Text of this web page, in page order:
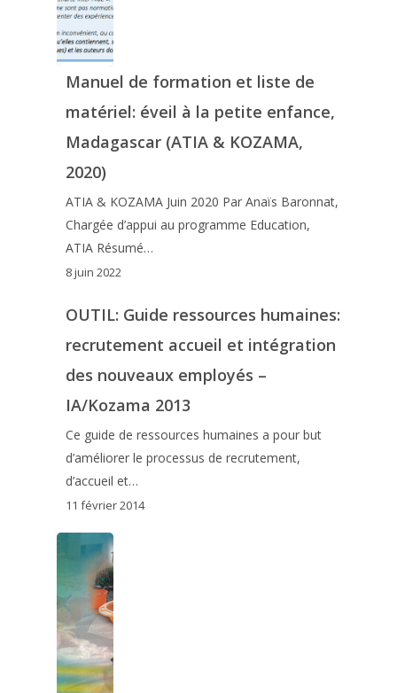
Manuel de formation et liste de
matériel: éveil à la petite enfance,
Madagascar (ATIA & KOZAMA,
2020)
ATIA & KOZAMA Juin 2020 Par Anaïs Baronnat,
Chargée d’appui au programme Education,
ATIA Résumé…
8 juin 2022
OUTIL: Guide ressources humaines:
recrutement accueil et intégration
des nouveaux employés –
IA/Kozama 2013
Ce guide de ressources humaines a pour but
d’améliorer le processus de recrutement,
d’accueil et…
11 février 2014